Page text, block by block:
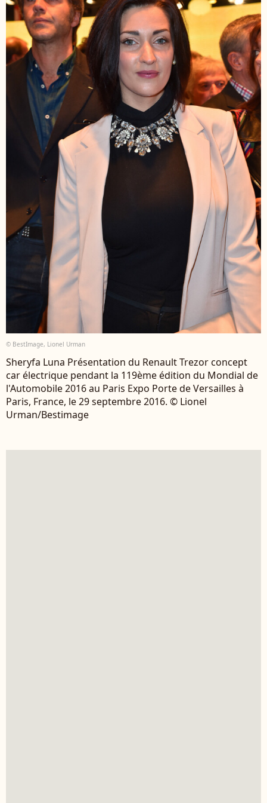
© BestImage, Lionel Urman
Sheryfa Luna Présentation du Renault Trezor concept
car électrique pendant la 119ème édition du Mondial de
l'Automobile 2016 au Paris Expo Porte de Versailles à
Paris, France, le 29 septembre 2016. © Lionel
Urman/Bestimage